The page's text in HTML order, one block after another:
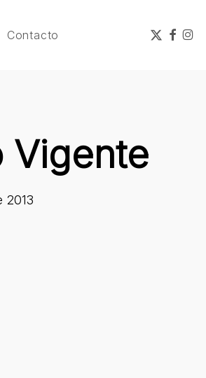
Contacto
x-
twitter
Vigente
2013